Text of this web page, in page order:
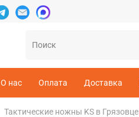
О нас Оплата Доставка
Тактические ножны KS в Грязовце